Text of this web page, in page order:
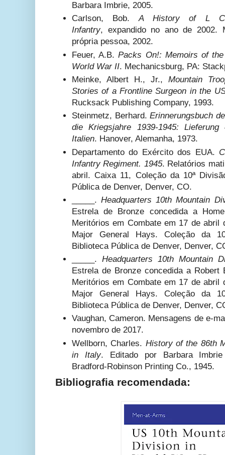
Barbara Imbrie, 2005.
Carlson, Bob.A History of L
Infantry, expandido no ano de 2002.
própria pessoa, 2002.
Feuer, A.B.Packs On!: Memoirs of
World War II. Mechanicsburg, PA:
Meinke, Albert H., Jr., Mountain
Stories of a Frontline Surgeon in the
Rucksack Publishing Company, 1993.
Steinmetz, Berhard.Erinnerungsbuch
die Kriegsjahre 1939-1945:
Italien. Hanover, Alemanha, 1973.
Departamento do Exército dos EUA.
Infantry Regiment. 1945. Relatórios
abril. Caixa 11, Coleção da 10ª
Pública de Denver, Denver, CO.
_____.Headquarters 10th Mountain
Estrela de Bronze concedida a
Meritórios em Combate em 17 de abril
Major General Hays. Coleção da
Biblioteca Pública de Denver, Denver,
_____. Headquarters 10th Mountain
Estrela de Bronze concedida a
Meritórios em Combate em 17 de abril
Major General Hays. Coleção da
Biblioteca Pública de Denver, Denver,
Vaughan, Cameron. Mensagens de e-
novembro de 2017.
Wellborn, Charles. History of the 86th
in Italy. Editado por Barbara
Bradford-Robinson Printing Co., 1945.
Bibliografia recomendada: